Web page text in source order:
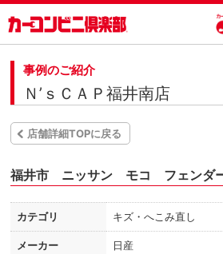
事例のご紹介
Ｎ’ｓＣＡＰ福井南店
店舗詳細TOPに戻る
福井市 ニッサン モコ フェン
カテゴリ キズ・へこみ直し
メーカー 日産